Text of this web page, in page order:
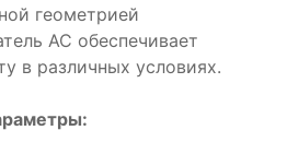
геометрией
AC обеспечивает
в различных условиях.